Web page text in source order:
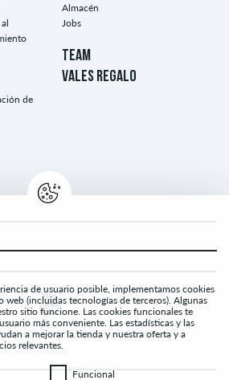
de
Almacén
Jobs
TEAM
VALES REGALO
de usuario posible, implementamos cookies
web (incluidas tecnologías de terceros). Algunas
sitio funcione. Las cookies funcionales te
más conveniente. Las estadísticas y las
a mejorar la tienda y nuestra oferta y a
relevantes.
FuncionalFuncional